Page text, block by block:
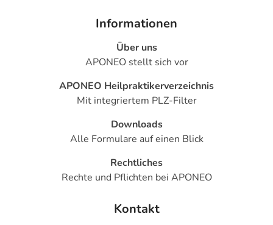
Informationen
Über uns
APONEO stellt sich vor
APONEO Heilpraktikerverzeichnis
Mit integriertem PLZ-Filter
Downloads
Alle Formulare auf einen Blick
Rechtliches
Rechte und Pflichten bei APONEO
Kontakt